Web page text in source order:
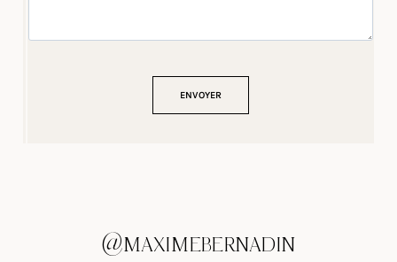
@MAXIMEBERNADIN